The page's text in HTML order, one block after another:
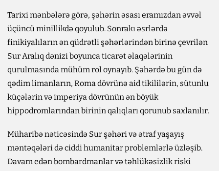
Tarixi mənbələrə görə, şəhərin əsası eramızdan əvvəl
üçüncü minillikdə qoyulub. Sonrakı əsrlərdə
finikiyalıların ən qüdrətli şəhərlərindən birinə çevrilən
Sur Aralıq dənizi boyunca ticarət əlaqələrinin
qurulmasında mühüm rol oynayıb. Şəhərdə bu gün də
qədim limanların, Roma dövrünə aid tikililərin, sütunlu
küçələrin və imperiya dövrünün ən böyük
hippodromlarından birinin qalıqları qorunub saxlanılır.
Müharibə nəticəsində Sur şəhəri və ətraf yaşayış
məntəqələri də ciddi humanitar problemlərlə üzləşib.
Davam edən bombardmanlar və təhlükəsizlik riski